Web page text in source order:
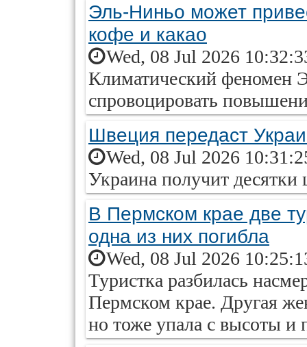
Эль-Ниньо может
кофе и какао
Wed, 08 Jul 2026
Климатический феномен
спровоцировать
Швеция передаст
Wed, 08 Jul 2026
Украина получит десятки
В Пермском крае две
одна из них погибла
Wed, 08 Jul 2026
Туристка разбилась
Пермском крае. Другая
но тоже упала с высоты и